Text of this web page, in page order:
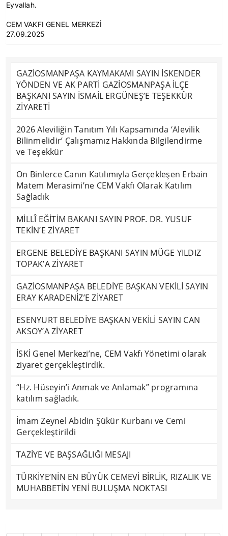
Eyvallah.
CEM VAKFI GENEL MERKEZİ
27.09.2025
GAZİOSMANPAŞA KAYMAKAMI SAYIN İSKENDER
YÖNDEN VE AK PARTİ GAZİOSMANPAŞA İLÇE
BAŞKANI SAYIN İSMAİL ERGÜNEŞ’E TEŞEKKÜR
ZİYARETİ
2026 Aleviliğin Tanıtım Yılı Kapsamında ‘Alevilik
Bilinmelidir’ Çalışmamız Hakkında Bilgilendirme
ve Teşekkür
On Binlerce Canın Katılımıyla Gerçekleşen Erbain
Matem Merasimi’ne CEM Vakfı Olarak Katılım
Sağladık
MİLLÎ EĞİTİM BAKANI SAYIN PROF. DR. YUSUF
TEKİN’E ZİYARET
ERGENE BELEDİYE BAŞKANI SAYIN MÜGE YILDIZ
TOPAK’A ZİYARET
GAZİOSMANPAŞA BELEDİYE BAŞKAN VEKİLİ SAYIN
ERAY KARADENİZ’E ZİYARET
ESENYURT BELEDİYE BAŞKAN VEKİLİ SAYIN CAN
AKSOY’A ZİYARET
İSKİ Genel Merkezi’ne, CEM Vakfı Yönetimi olarak
ziyaret gerçekleştirdik.
“Hz. Hüseyin’i Anmak ve Anlamak” programına
katılım sağladık.
İmam Zeynel Abidin Şükür Kurbanı ve Cemi
Gerçekleştirildi
TAZİYE VE BAŞSAĞLIĞI MESAJI
TÜRKİYE’NİN EN BÜYÜK CEMEVİ BİRLİK, RIZALIK VE
MUHABBETİN YENİ BULUŞMA NOKTASI